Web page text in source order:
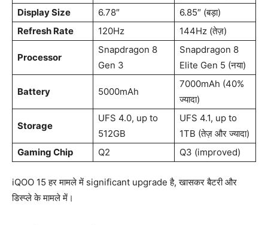
Display Size
6.78″
6.85″ (बड़ा)
Refresh Rate
120Hz 144Hz (तेज़)
Processor
Snapdragon 8
Gen 3
Snapdragon 8
Elite Gen 5 (नया)
Battery 5000mAh
7000mAh (40%
ज्यादा)
Storage
UFS 4.0, up to
512GB
UFS 4.1, up to
1TB (तेज़ और ज्यादा)
Gaming Chip
Q2 Q3 (improved)
iQOO 15 हर मामले में significant upgrade है, खासकर बैटरी और
डिस्प्ले के मामले में।